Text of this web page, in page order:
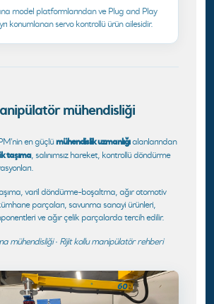
model platformlarından ve Plug and Play
konumlanan servo kontrollü ürün ailesidir.
mühendisliği
en güçlümühendislik uzmanlığıalanlarından
taşıma, salınımsız hareket, kontrollü döndürme
varil döndürme-boşaltma, ağır otomotiv
parçaları, savunma sanayi ürünleri,
ve ağır çelik parçalarda tercih edilir.
mühendisliği· Rijit kollu manipülatör rehberi